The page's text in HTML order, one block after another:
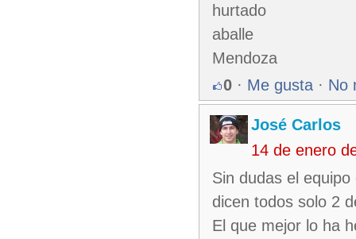
hurtado
aballe
Mendoza
0 · Me gusta · No
José Carlos
14 de enero
Sin dudas el
dicen todos solo 2
El que mejor lo ha